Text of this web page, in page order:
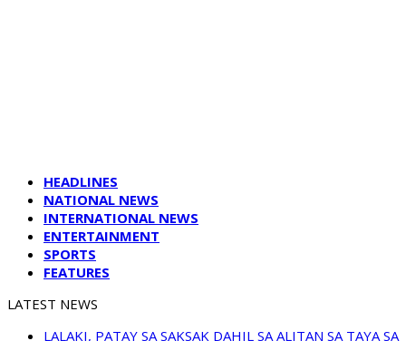
HEADLINES
NATIONAL NEWS
INTERNATIONAL NEWS
ENTERTAINMENT
SPORTS
FEATURES
LATEST NEWS
LALAKI, PATAY SA SAKSAK DAHIL SA ALITAN SA TAYA SA